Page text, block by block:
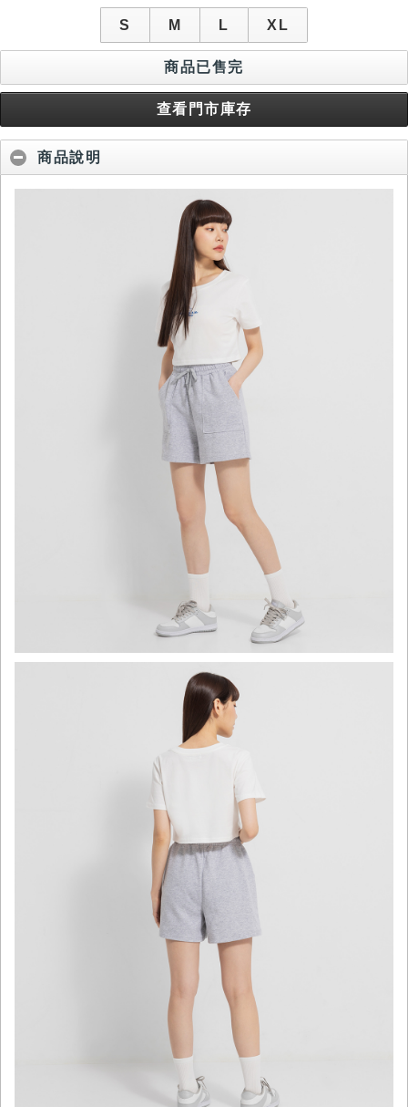
S M L XL
商品已售完
查看門市庫存
商品說明